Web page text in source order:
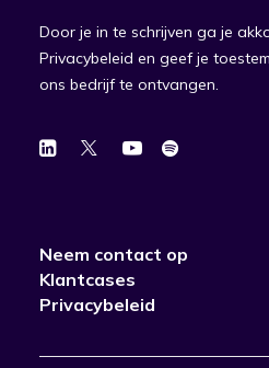
Door je in te schrijven ga je
Privacybeleid en geef je
ons bedrijf te ontvangen.
Neem contact op
Klantcases
Privacybeleid